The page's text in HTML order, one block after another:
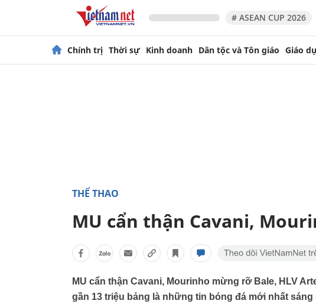
# ASEAN CUP 2026
Chính trị Thời sự Kinh doanh Dân tộc và Tôn giáo Giáo
THỂ THAO
MU cẩn thận Cavani,
MU cẩn thận Cavani, Mourinho mừng rỡ Bale, HLV
gần 13 triệu bảng là những tin bóng đá mới nhất sáng